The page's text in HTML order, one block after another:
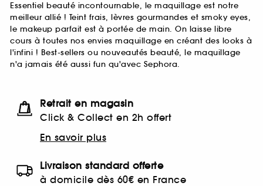
Essentiel beauté incontournable, le maquillage est notre
meilleur allié ! Teint frais, lèvres gourmandes et smoky eyes,
le makeup parfait est à portée de main. On laisse libre
cours à toutes nos envies maquillage en créant des looks à
l'infini ! Best-sellers ou nouveautés beauté, le maquillage
n'a jamais été aussi fun qu'avec Sephora.
Retrait en magasin
Click & Collect en 2h offert
En savoir plus
Livraison standard offerte
à domicile dès 60€ en France